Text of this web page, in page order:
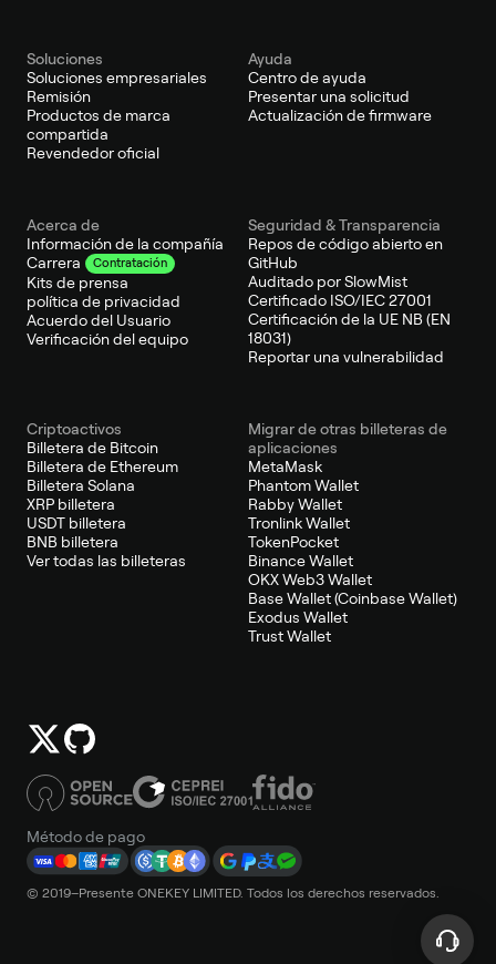
Soluciones
Soluciones empresariales
Remisión
Productos de marca
compartida
Revendedor oficial
Ayuda
Centro de ayuda
Presentar una solicitud
Actualización de firmware
Acerca de
Información de la compañía
Carrera
Contratación
Kits de prensa
política de privacidad
Acuerdo del Usuario
Verificación del equipo
Seguridad & Transparencia
Repos de código abierto en
GitHub
Auditado por SlowMist
Certificado ISO/IEC 27001
Certificación de la UE NB (EN
18031)
Reportar una vulnerabilidad
Criptoactivos
Billetera de Bitcoin
Billetera de Ethereum
Billetera Solana
XRP billetera
USDT billetera
BNB billetera
Ver todas las billeteras
Migrar de otras billeteras de
aplicaciones
MetaMask
Phantom Wallet
Rabby Wallet
Tronlink Wallet
TokenPocket
Binance Wallet
OKX Web3 Wallet
Base Wallet (Coinbase Wallet)
Exodus Wallet
Trust Wallet
Método de pago
© 2019–Presente ONEKEY LIMITED. Todos los derechos reservados.